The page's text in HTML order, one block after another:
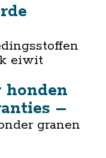
eiwit
honden
–
granen